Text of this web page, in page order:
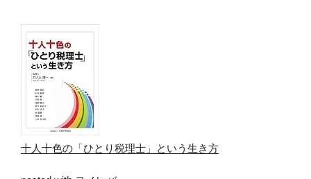
十人十色の「ひとり税理士」という生き方